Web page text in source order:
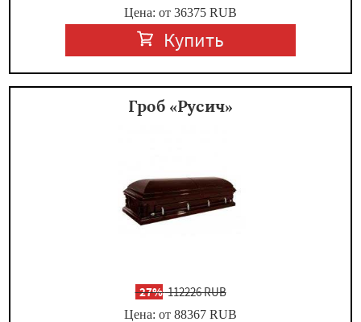
Цена: от 36375 RUB
Купить
Гроб «Русич»
-27%112226 RUB
Цена: от 88367 RUB